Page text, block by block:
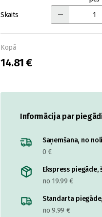
Skaits
Kopā
14.81 €
Informācija par
Saņemšana, no
0 €
Ekspress
no 19.99 €
Standarta
no 9.99 €